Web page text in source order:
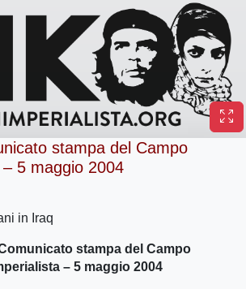
stampa del Campo
5 maggio 2004
in Iraq
stampa del Campo
– 5 maggio 2004